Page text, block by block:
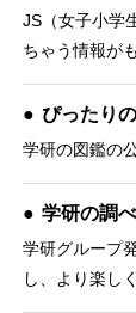
JS（女子小学
ちゃう情報が
ぴったり
学研の図鑑の
学研の調
学研グループ
し、より楽し